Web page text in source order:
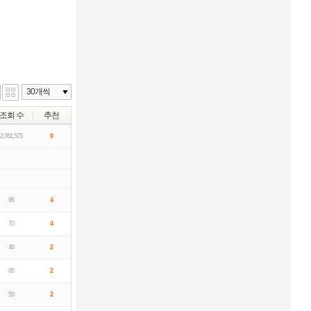
회 수 추천
2,761,573 0
96 4
70 4
46 2
95 2
50 2